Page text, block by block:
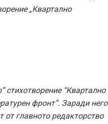
„Квартално
“Квартално
фронт”. Заради него
главното редакторство